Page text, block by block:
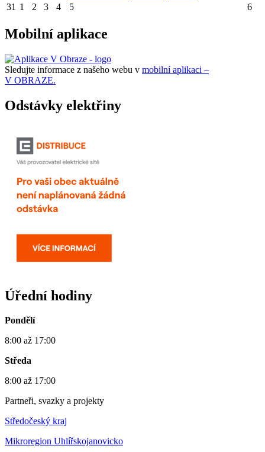
31 1 2 3 4 5 6
Mobilní aplikace
Sledujte informace z našeho webu v mobilní aplikaci –
V OBRAZE.
Odstávky elektřiny
Úřední hodiny
Pondělí
8:00 až 17:00
Středa
8:00 až 17:00
Partneři, svazky a projekty
Středočeský kraj
Mikroregion Uhlířskojanovicko